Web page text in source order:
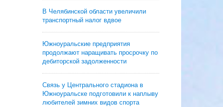
В Челябинской области увеличили
транспортный налог вдвое
Южноуральские предприятия
продолжают наращивать просрочку по
дебиторской задолженности
Связь у Центрального стадиона в
Южноуральске подготовили к наплыву
любителей зимних видов спорта